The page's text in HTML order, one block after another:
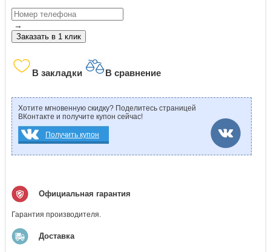
→
Заказать в 1 клик
В закладки В сравнение
Хотите мгновенную скидку? Поделитесь страницей
ВКонтакте и получите купон сейчас!
Получить купон
Официальная гарантия
Гарантия производителя.
Доставка